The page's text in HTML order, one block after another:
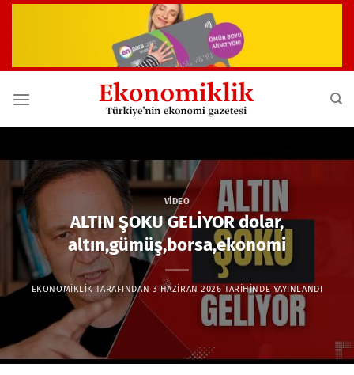
VIDEO
ALTIN ŞOKU GELİYOR dolar,
altın,gümüş,borsa,ekonomi
EKONOMIKLIKTARAFINDAN 3 HAZIRAN 2026 TARIHINDE YAYINLANDI